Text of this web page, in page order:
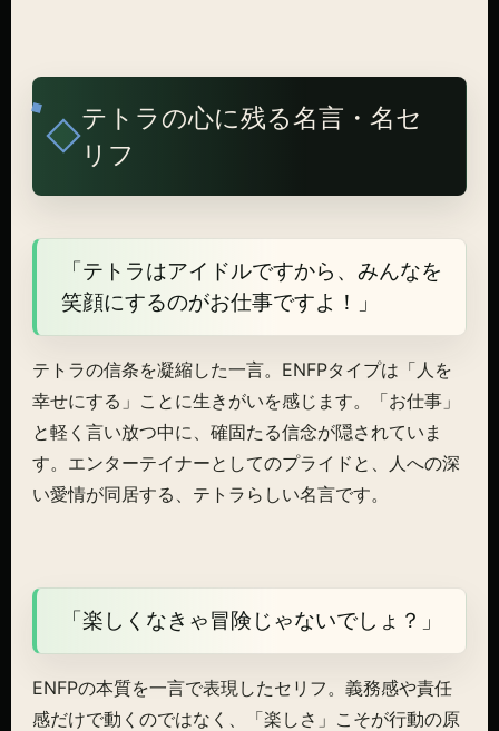
テトラの心に残る名言・名セ
リフ
「テトラはアイドルですから、みんなを
笑顔にするのがお仕事ですよ！」
テトラの信条を凝縮した一言。ENFPタイプは「人を
幸せにする」ことに生きがいを感じます。「お仕事」
と軽く言い放つ中に、確固たる信念が隠されていま
す。エンターテイナーとしてのプライドと、人への深
い愛情が同居する、テトラらしい名言です。
「楽しくなきゃ冒険じゃないでしょ？」
ENFPの本質を一言で表現したセリフ。義務感や責任
感だけで動くのではなく、「楽しさ」こそが行動の原